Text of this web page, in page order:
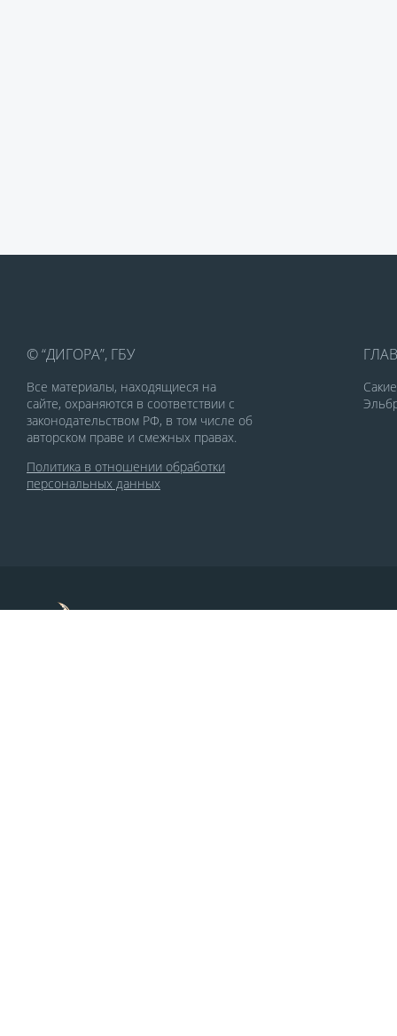
© “ДИГОРА”, ГБУ
Все материалы, находящиеся на
сайте, охраняются в соответствии с
законодательством РФ, в том числе об
авторском праве и смежных правах.
Политика в отношении обработки
персональных данных